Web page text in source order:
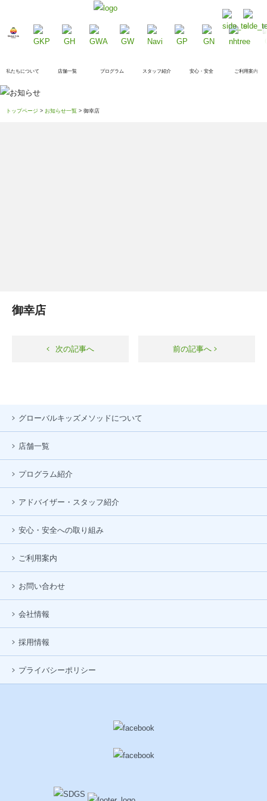
私たちについて 店舗一覧 プログラム スタッフ紹介 安心・安全 ご利用案内
トップページ > お知らせ一覧 > 御幸店
御幸店
前の記事へ
次の記事へ
グローバルキッズメソッドについて
店舗一覧
プログラム紹介
アドバイザー・スタッフ紹介
安心・安全への取り組み
ご利用案内
お問い合わせ
会社情報
採用情報
プライバシーポリシー